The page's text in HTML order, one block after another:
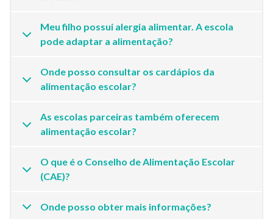
Meu filho possui alergia alimentar. A escola
pode adaptar a alimentação?
Onde posso consultar os cardápios da
alimentação escolar?
As escolas parceiras também oferecem
alimentação escolar?
O que é o Conselho de Alimentação Escolar
(CAE)?
Onde posso obter mais informações?